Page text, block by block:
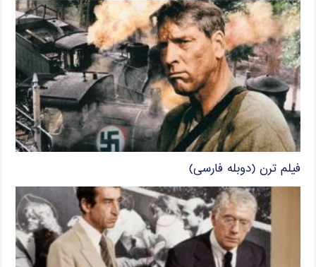
فیلم ترن (دوبله فارسی)